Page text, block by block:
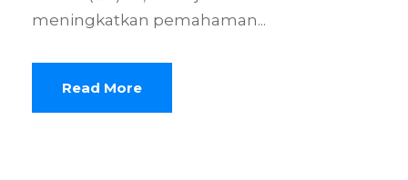
meningkatkan pemahaman...
Read More